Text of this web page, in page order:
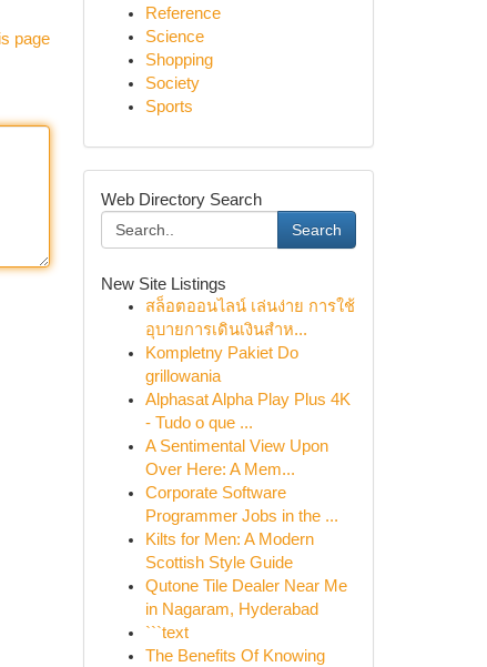
page
Reference
Science
Shopping
Society
Sports
Web Directory Search
Search
New Site Listings
สล็อตออนไลน์ เล่นง่าย การใช้
อุบายการเดินเงินสำห...
Kompletny Pakiet Do
grillowania
Alphasat Alpha Play Plus 4K
- Tudo o que ...
A Sentimental View Upon
Over Here: A Mem...
Corporate Software
Programmer Jobs in the ...
Kilts for Men: A Modern
Scottish Style Guide
Qutone Tile Dealer Near Me
in Nagaram, Hyderabad
```text
The Benefits Of Knowing